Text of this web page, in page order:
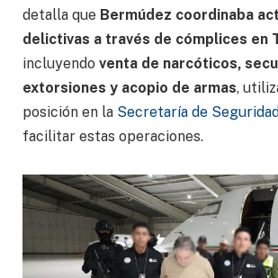
detalla que Bermúdez coordinaba
delictivas a través de cómplices en
incluyendo venta de narcóticos,
extorsiones y acopio de armas,
posición en la Secretaría de
facilitar estas operaciones.